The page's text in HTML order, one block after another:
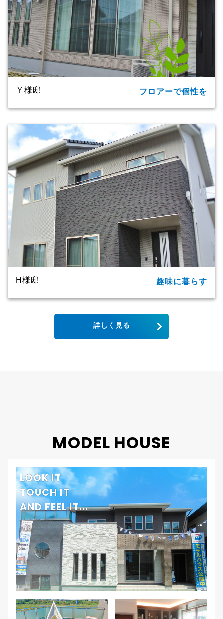
Ｙ様邸 フロアーで個性を
家族構成
延床面積
91.09㎡（27.55坪）
商品名
ＣＸシリーズ
竣工年月
2020年
工法・構造
プレミアム・ハイブリッド工法
H様邸 趣味に暮らす
単世帯
123.79㎡（37.44坪）
詳しく見る
MODEL HOUSE
LOOK IT
TOUCH IT
AND FEEL IT...